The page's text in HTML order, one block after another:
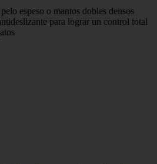
espeso o mantos dobles densos
para lograr un control total